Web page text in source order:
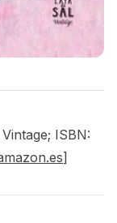
ISBN:
]